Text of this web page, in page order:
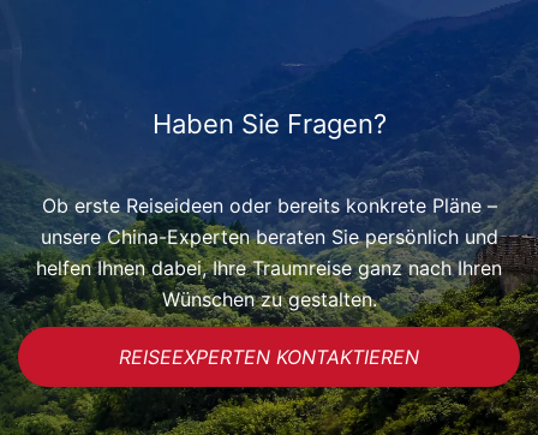
Haben Sie Fragen?
Ob erste Reiseideen oder bereits konkrete Pläne –
unsere China-Experten beraten Sie persönlich und
helfen Ihnen dabei, Ihre Traumreise ganz nach Ihren
Wünschen zu gestalten.
REISEEXPERTEN KONTAKTIEREN